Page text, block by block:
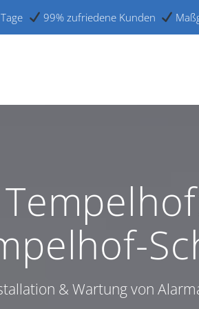
99% zufriedene Kunden
& Wartung von